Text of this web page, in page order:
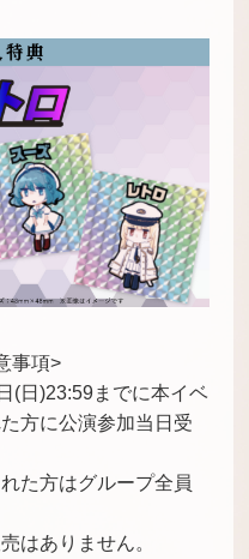
事項>
(日)23:59までに本イベ
方に公演参加当日受
た方はグループ全員
はありません。